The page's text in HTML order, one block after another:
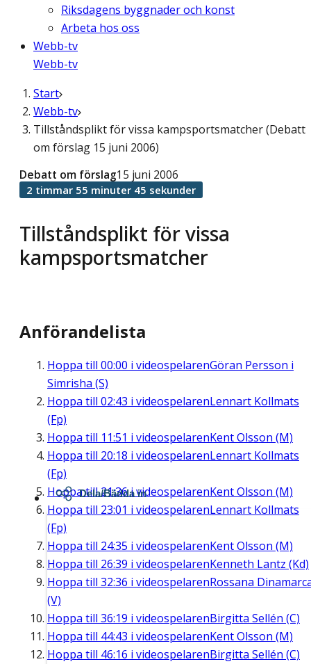
Riksdagens byggnader och konst
Arbeta hos oss
Webb-tv
Webb-tv
Start
Webb-tv
Tillståndsplikt för vissa kampsportsmatcher (Debatt
om förslag 15 juni 2006)
Tillståndsplikt för vissa
kampsportsmatcher
Debatt om förslag15 juni 2006
2 timmar 55 minuter 45 sekunder
Anförandelista
Hoppa till 00:00 i videospelarenGöran Persson i
Simrisha (S)
Hoppa till 02:43 i videospelarenLennart Kollmats
(Fp)
Hoppa till 11:51 i videospelarenKent Olsson (M)
Hoppa till 20:18 i videospelarenLennart Kollmats
(Fp)
Hoppa till21:36i videospelarenKent Olsson (M)
Hoppa till 23:01 i videospelarenLennart Kollmats
(Fp)
Hoppa till 24:35 i videospelarenKent Olsson (M)
Hoppa till 26:39 i videospelarenKenneth Lantz (Kd)
Hoppa till 32:36 i videospelarenRossana
(V)
Hoppa till 36:19 i videospelarenBirgitta Sellén (C)
Hoppa till 44:43 i videospelarenKent Olsson (M)
Hoppa till 46:16 i videospelarenBirgitta Sellén (C)
Dela/Bädda in